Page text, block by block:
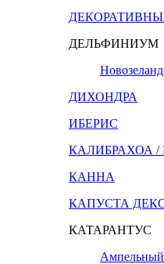
ДЕЛЬФИНИУМ
ДИХОНДРА
ИБЕРИС
КАЛИБРАХОА /
КАННА
КАПУСТА
КАТАРАНТУС
Ампельный